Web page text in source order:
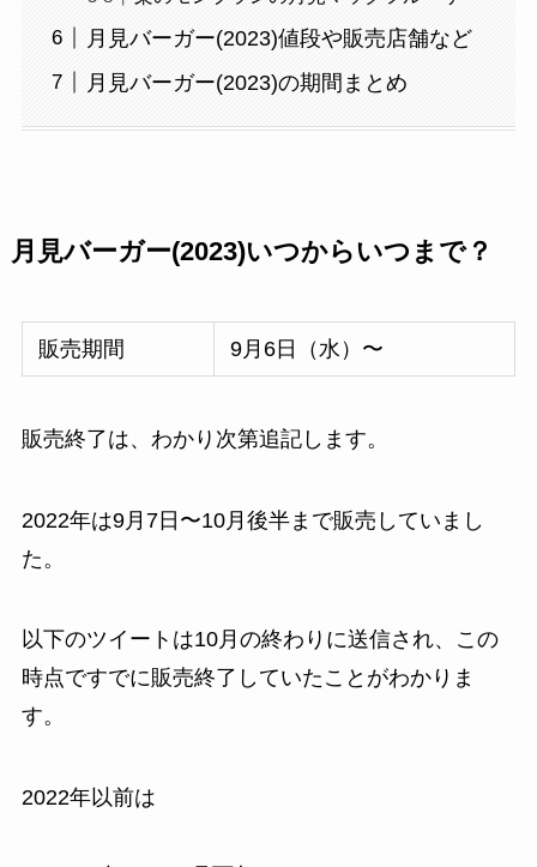
月見バーガー(2023)値段や販売店舗など
月見バーガー(2023)の期間まとめ
月見バーガー(2023)いつからいつまで？
販売期間 9月6日（水）〜
販売終了は、わかり次第追記します。
2022年は9月7日〜10月後半まで販売していまし
た。
以下のツイートは10月の終わりに送信され、この
時点ですでに販売終了していたことがわかりま
す。
2022年以前は